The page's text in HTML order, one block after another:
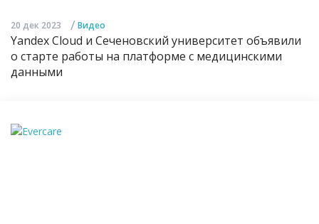
20 дек 2023 / Видео
Yandex Cloud и Сеченовский университет объявили
о старте работы на платформе с медицинскими
данными